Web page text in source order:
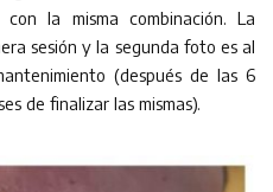
la misma combinación. La
sesión y la segunda foto es al
(después de las 6
de finalizar las mismas).